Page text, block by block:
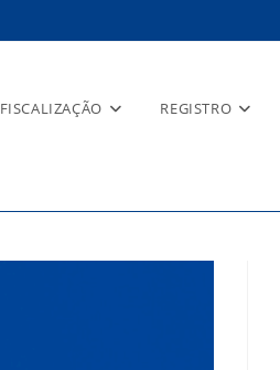
FISCALIZAÇÃO REGISTRO